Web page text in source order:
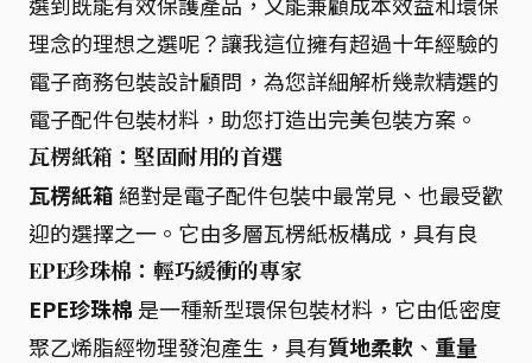
理念的理想之選呢？讓我這位擁有超過十年經驗的
電子商務包裝設計顧問，為您詳細解析幾款精選的
電子配件包裝材料，助您打造出完美包裝方案。
瓦楞紙箱：堅固耐用的首選
瓦楞紙箱絕對是電子配件包裝中最常見、也最受歡
迎的選擇之一。它由多層瓦楞紙板構成，具有良
EPE珍珠棉：輕巧緩衝的專家
EPE珍珠棉 是一種新型環保包裝材料，它由低密度
聚乙烯脂經物理發泡產生，具有質地柔軟 、 重量